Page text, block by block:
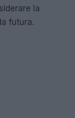
la
futura.